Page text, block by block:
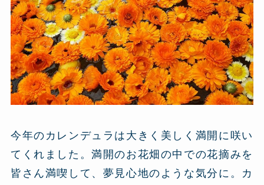
今年のカレンデュラは大きく美しく満開に咲い
てくれました。満開のお花畑の中での花摘みを
皆さん満喫して、夢見心地のような気分に。カ